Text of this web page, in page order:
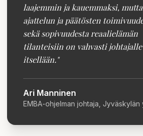
laajemmin ja kauemmaksi,
ajattelun ja päätösten
sekä sopivuudesta reaalielämän
tilanteisiin on vahvasti johtajalle
itsellään."
Ari Manninen
EMBA-ohjelman johtaja, Jyväskylän